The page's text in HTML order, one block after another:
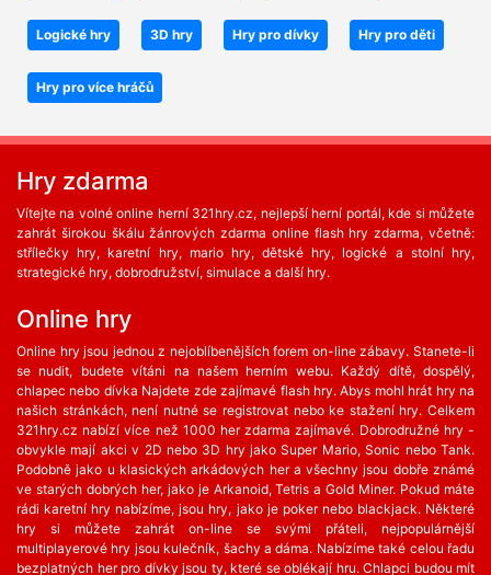
Logické hry 3D hry Hry pro dívky Hry pro děti
Hry pro více hráčů
Hry zdarma
Vítejte na volné online herní 321hry.cz, nejlepší herní portál, kde si můžete
zahrát širokou škálu žánrových zdarma online flash hry zdarma, včetně:
střílečky hry, karetní hry, mario hry, dětské hry, logické a stolní hry,
strategické hry, dobrodružství, simulace a další hry.
Online hry
Online hry jsou jednou z nejoblíbenějších forem on-line zábavy. Stanete-li
se nudit, budete vítáni na našem herním webu. Každý dítě, dospělý,
chlapec nebo dívka Najdete zde zajímavé flash hry. Abys mohl hrát hry na
našich stránkách, není nutné se registrovat nebo ke stažení hry. Celkem
321hry.cz nabízí více než 1000 her zdarma zajímavé. Dobrodružné hry -
obvykle mají akci v 2D nebo 3D hry jako Super Mario, Sonic nebo Tank.
Podobně jako u klasických arkádových her a všechny jsou dobře známé
ve starých dobrých her, jako je Arkanoid, Tetris a Gold Miner. Pokud máte
rádi karetní hry nabízíme, jsou hry, jako je poker nebo blackjack. Některé
hry si můžete zahrát on-line se svými přáteli, nejpopulárnější
multiplayerové hry jsou kulečník, šachy a dáma. Nabízíme také celou řadu
bezplatných her ​​pro dívky jsou ty, které se oblékají hru. Chlapci budou mít